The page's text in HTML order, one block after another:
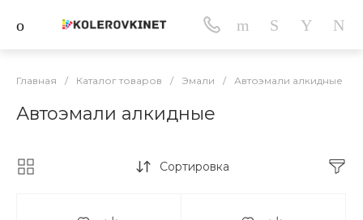
Главная / Каталог товаров / Эмали / Автоэмали алкидные
Автоэмали алкидные
Сортировка